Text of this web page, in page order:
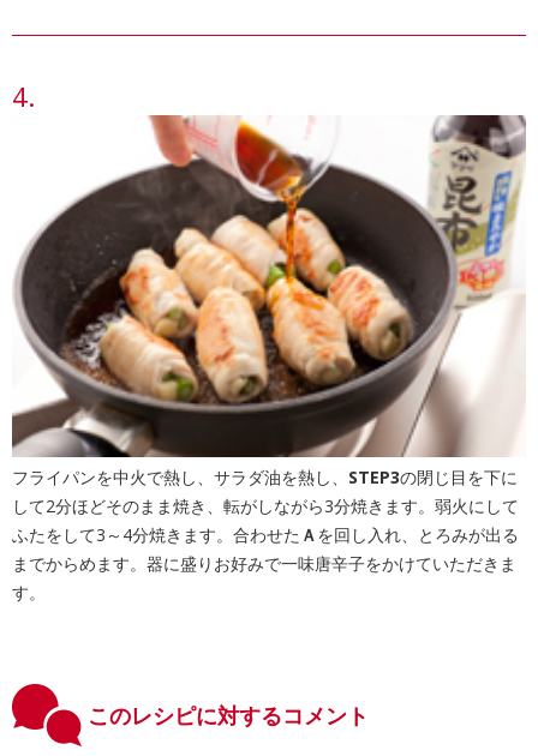
フライパンを中火で熱し、サラダ油を熱し、 STEP3の閉じ目を下に
して2分ほどそのまま焼き、転がしながら3分焼きます。弱火にして
ふたをして3～4分焼きます。合わせた Ａを回し入れ、とろみが出る
までからめます。器に盛りお好みで一味唐辛子をかけていただきま
す。
このレシピに対するコメント